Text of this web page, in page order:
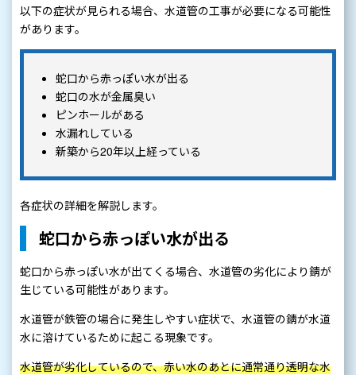
以下の症状が見られる場合、水道管の工事が必要になる可能性
があります。
蛇口から赤っぽい水が出る
蛇口の水が金属臭い
ピンホールがある
水漏れしている
新築から20年以上経っている
各症状の詳細を解説します。
蛇口から赤っぽい水が出る
蛇口から赤っぽい水が出てくる場合、水道管の劣化により錆が
生じている可能性があります。
水道管が鉄管の場合に発生しやすい症状で、水道管の錆が水道
水に溶けているために起こる現象です。
水道管が劣化しているので、赤い水のあとに通常通り透明な水